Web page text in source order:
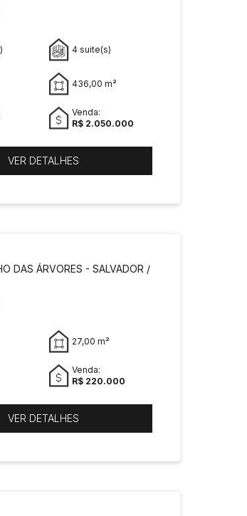
4 suite(s)
436,00 m²
Venda:
R$ 2.050.000
VER DETALHES
DAS ÁRVORES - SALVADOR /
27,00 m²
Venda:
R$ 220.000
VER DETALHES